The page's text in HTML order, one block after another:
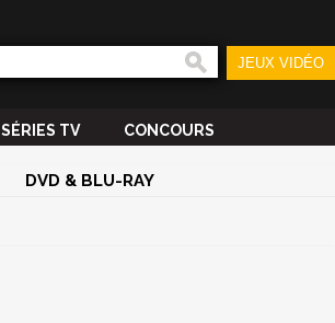
JEUX VIDÉO
SÉRIES TV CONCOURS
DVD & BLU-RAY